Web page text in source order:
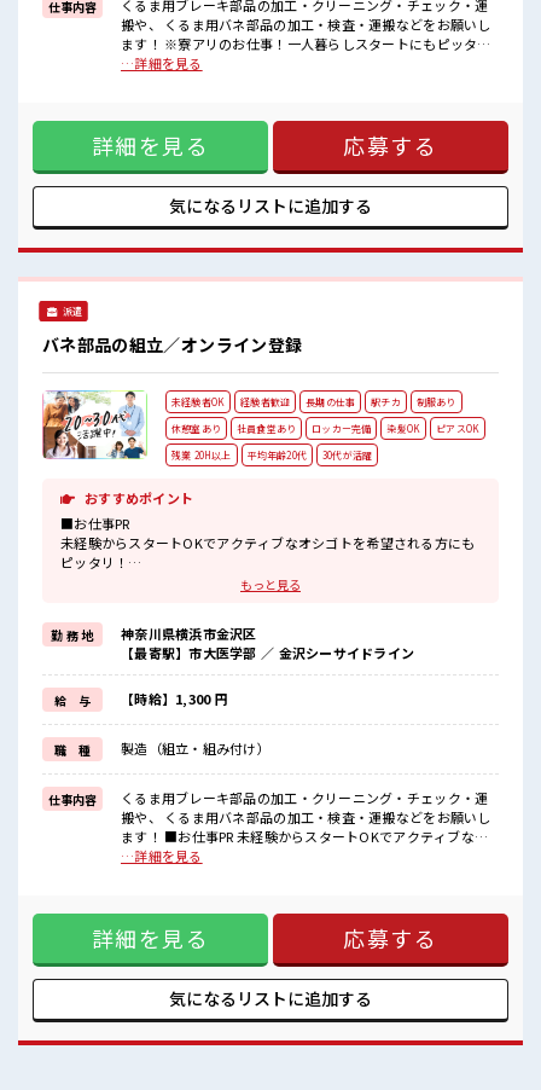
残業もあるからシッカリ稼げます。
キバツ過ぎはNGですが髪のカラー&ピアスOK♪
仕事内容
くるま用ブレーキ部品の加工・クリーニング・チェック・運
搬や、 くるま用バネ部品の加工・検査・運搬などをお願いし
ます！ ※寮アリのお仕事！一人暮らしスタートにもピッタリ
♪ ■お仕事PR 人気エリア・横浜市で1人暮らしデビュー！ 家
う大手メーカー。 工場内は自動化が進んでいるため様々なキ
カイがあります。 他にもプリペイド式の大きな食堂があり！
さらに便利な売店も付いてます♪ ロッカーも着替え用と現場
と1人につき2つを貸出中。 そして1番は最寄駅から徒歩5分と
いう好立地！ 寮から電車で仕事に向かって駅についたら降り
てすぐ！ ■職場の雰囲気 ≪20代・30代の方活躍中≫ 残業も
ー&ピアスOK♪ 社員食堂・ロッカー・休憩室完備！ #ryo
…詳細を見る
詳細を見る 応募する
気になるリストに追加する
派遣
バネ部品の組立／オンライン登録
未経験者OK 経験者歓迎 長期の仕事 駅チカ
制服あり
休憩室あり
社員食堂あり ロッカー完備 染髪OK
ピアスOK
残業 20H以上
平均年齢20代 30代が活躍
おすすめポイント
■お仕事PR
未経験からスタートOKでアクティブなオシゴトを希望される方にも
ピッタリ！
ウレシイ高時給でガッチリ稼げる2交替ワーク。
なので職場の環境面も充実しています。
社員食堂や売店もあります。
個人ロッカーは着替え用と現場用の2つ貸出可の状態で完備。
最寄りの市大医学部駅から徒歩約5分と駅チカなので毎日の通勤がラ
クチンです。
■職場の雰囲気
≪20代・30代の方活躍中≫
アットホームな雰囲気の環境でサポート体制も万全！
残業もあるからシッカリ稼げます。
キバツ過ぎはNGですが髪のカラー&ピアスOK♪
社員食堂・ロッカー・休憩室完備！
もっと見る
勤 務 地
神奈川県横浜市金沢区
【最寄駅】市大医学部 ／ 金沢シーサイドライン
給 与 【時給】1,300 円
職 種 製造（組立・組み付け）
仕事内容
くるま用ブレーキ部品の加工・クリーニング・チェック・運
搬や、 くるま用バネ部品の加工・検査・運搬などをお願いし
ます！ ■お仕事PR 未経験からスタートOKでアクティブなオ
シゴトを希望される方にもピッタリ！ ウレシイ高時給でガッ
もあります。 個人ロッカーは着替え用と現場用の2つ貸出可の
状態で完備。 最寄りの市大医学部駅から徒歩約5分と駅チカな
ので毎日の通勤がラクチンです。 ■職場の雰囲気 ≪20代・30
代の方活躍中≫ アットホームな雰囲気の環境でサポート体制
も万全！ 残業もあるからシッカリ稼げます。 キバツ過ぎは
NGですが髪のカラー&ピアスOK♪ 社員食堂・ロッカー・休
…詳細を見る
詳細を見る 応募する
気になるリストに追加する